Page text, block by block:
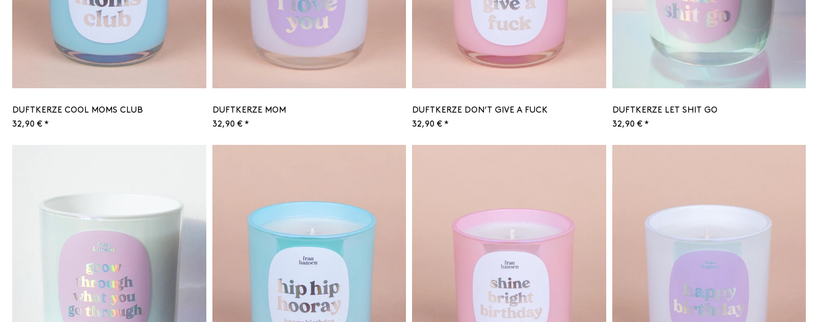
DUFTKERZE COOL MOMS CLUB
32,90 € *
DUFTKERZE MOM
32,90 € *
DUFTKERZE DON’T GIVE A FUCK
32,90 € *
DUFTKERZE LET SHIT GO
32,90 € *